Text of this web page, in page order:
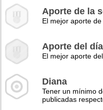
Aporte de la
El mejor aporte
Aporte del día
El mejor aporte
Diana
Tener un mínimo
publicadas